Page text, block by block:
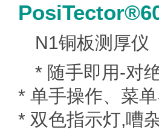
N1铜板测厚仪
* 随手即用-对
* 单手操作、菜
* 双色指示灯,嘈